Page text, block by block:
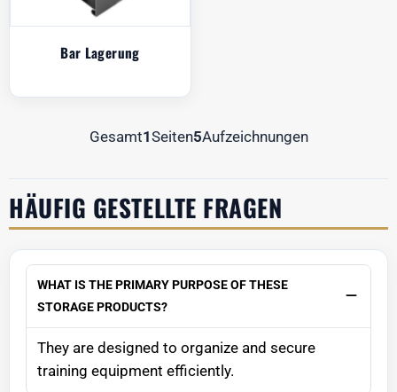
Bar Lagerung
Gesamt1Seiten5Aufzeichnungen
HÄUFIG GESTELLTE FRAGEN
WHAT IS THE PRIMARY PURPOSE OF THESE
STORAGE PRODUCTS?
They are designed to organize and secure
training equipment efficiently.